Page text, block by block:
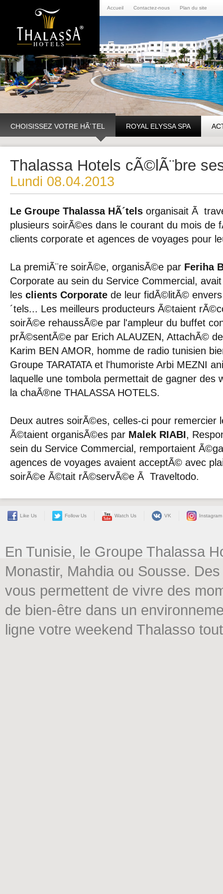
Accueil Contactez-nous Plan du site
CHOISISSEZ VOTRE HÃ´TEL ROYAL ELYSSA SPA
Thalassa Hotels cÃ©lÃ¨bre
Lundi 08.04.2013
Le Groupe Thalassa HÃ´tels organisait Ã
plusieurs soirÃ©es dans le courant du mois de
clients corporate et agences de voyages pour
La premiÃ¨re soirÃ©e, organisÃ©e par Feriha
Corporate au sein du Service Commercial,
les clients Corporate de leur fidÃ©litÃ©
´tels... Les meilleurs producteurs Ã©taient
soirÃ©e rehaussÃ©e par l'ampleur du buffet
prÃ©sentÃ©e par Erich ALAUZEN, AttachÃ©
Karim BEN AMOR, homme de radio tunisien
Groupe TARATATA et l'humoriste Arbi MEZNI
laquelle une tombola permettait de gagner des
la chaÃ®ne THALASSA HOTELS.
Deux autres soirÃ©es, celles-ci pour remercier
Ã©taient organisÃ©es par Malek RIABI,
sein du Service Commercial, remportaient
agences de voyages avaient acceptÃ© avec
soirÃ©e Ã©tait rÃ©servÃ©e Ã Traveltodo.
Like Us Follow Us Watch Us VK Instagram
En Tunisie, le Groupe Thalassa
Monastir, Mahdia ou Sousse.
vous permettent de vivre des
de bien-être dans un
ligne votre weekend Thalasso